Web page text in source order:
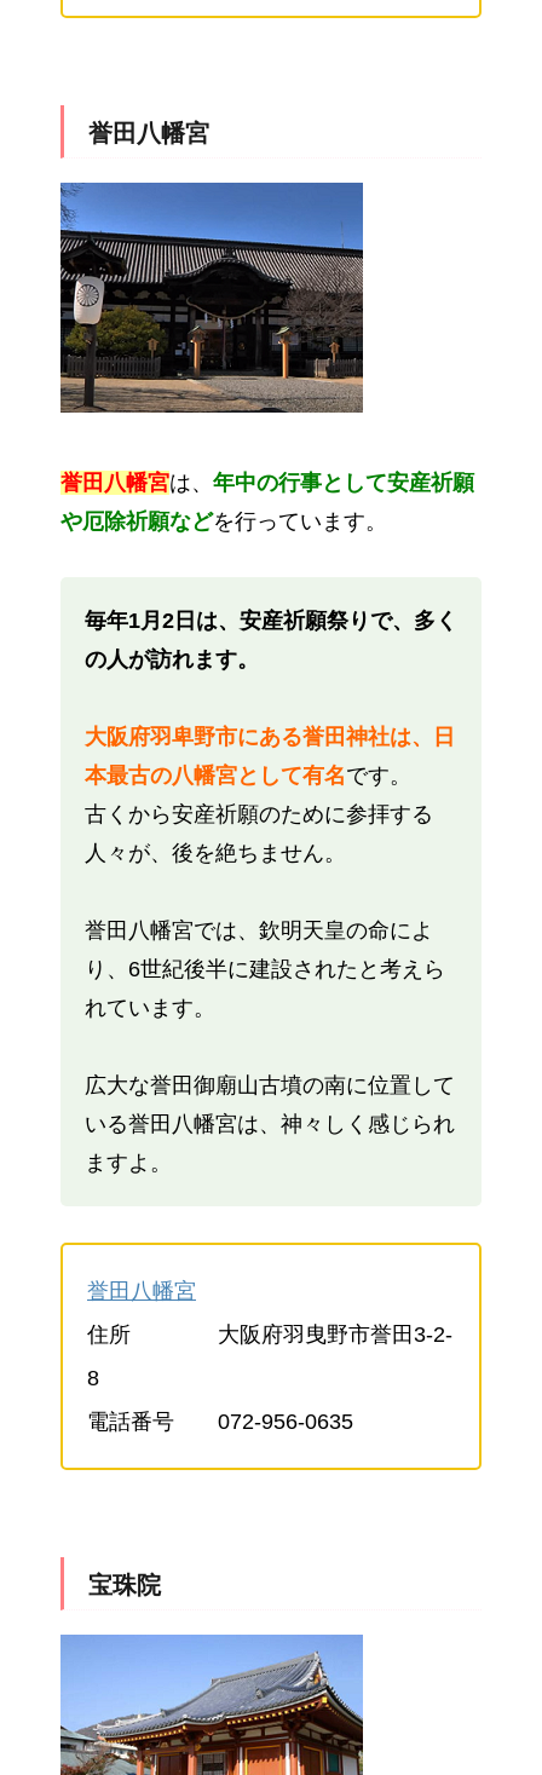
誉田八幡宮
誉田八幡宮は、 年中の行事として安産祈願
や厄除祈願などを行っています。
毎年1月2日は、安産祈願祭りで、多く
の人が訪れます。
大阪府羽卑野市にある誉田神社は、日
本最古の八幡宮として有名です。
古くから安産祈願のために参拝する
人々が、後を絶ちません。
誉田八幡宮では、欽明天皇の命によ
り、6世紀後半に建設されたと考えら
れています。
広大な誉田御廟山古墳の南に位置して
いる誉田八幡宮は、神々しく感じられ
ますよ。
誉田八幡宮
住所 大阪府羽曳野市誉田3-2-
8
電話番号 072-956-0635
宝珠院